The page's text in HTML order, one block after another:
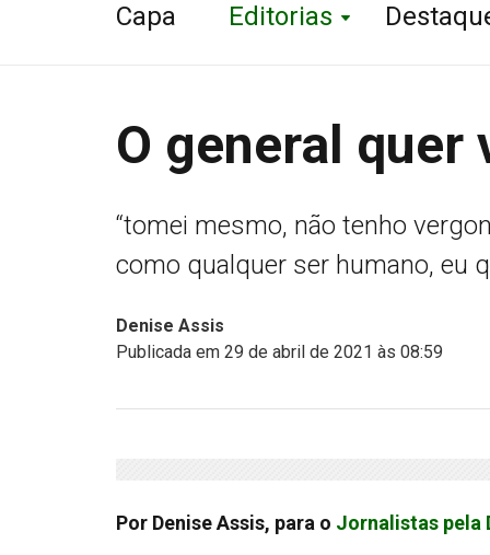
Capa Editorias
O general quer
“tomei mesmo, não tenho
como qualquer ser humano, eu
Denise Assis
Publicada em 29 de abril de 2021 às 08:59
Por Denise Assis, para o Jornalistas pela